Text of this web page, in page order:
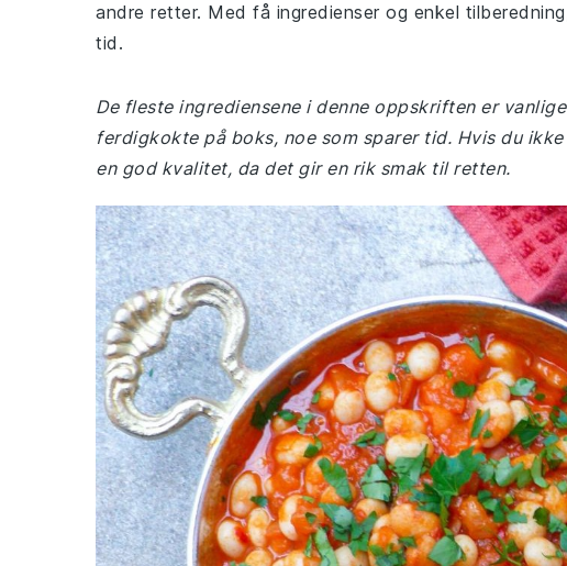
andre retter. Med få ingredienser og enkel
tid.
De fleste ingrediensene i denne oppskriften er
ferdigkokte på boks, noe som sparer tid. Hvis du
en god kvalitet, da det gir en rik smak til retten.